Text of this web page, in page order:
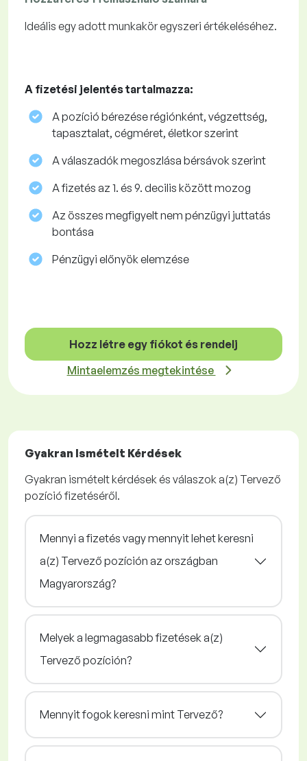
Ideális egy adott munkakör egyszeri értékeléséhez.
A fizetési jelentés tartalmazza:
A pozíció bérezése régiónként, végzettség,
tapasztalat, cégméret, életkor szerint
A válaszadók megoszlása ​​bérsávok szerint
A fizetés az 1. és 9. decilis között mozog
Az összes megfigyelt nem pénzügyi juttatás
bontása
Pénzügyi előnyök elemzése
Hozz létre egy fiókot és rendelj
Mintaelemzés megtekintése
Gyakran Ismételt Kérdések
Gyakran ismételt kérdések és válaszok a(z) Tervező
pozíció fizetéséről.
Mennyi a fizetés vagy mennyit lehet keresni
a(z) Tervező pozíción az országban
Magyarország?
Melyek a legmagasabb fizetések a(z)
Tervező pozíción?
Mennyit fogok keresni mint Tervező?